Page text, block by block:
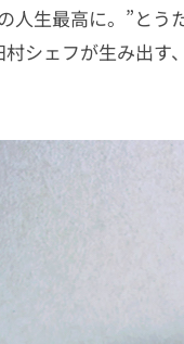
人生最高に。”と
シェフが生み出